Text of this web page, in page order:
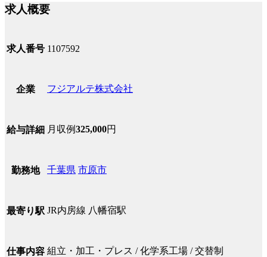
求人概要
求人番号 1107592
企業 フジアルテ株式会社
給与詳細 月収例325,000円
勤務地 千葉県 市原市
最寄り駅 JR内房線 八幡宿駅
仕事内容 組立・加工・プレス / 化学系工場 / 交替制